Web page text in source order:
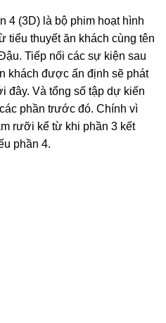
4 (3D) là bộ phim hoạt hình
tiểu thuyết ăn khách cùng tên
Tiếp nối các sự kiện sau
khách được ấn định sẽ phát
đây. Và tổng số tập dự kiến
phần trước đó. Chính vì
rưỡi kể từ khi phần 3 kết
phần 4.